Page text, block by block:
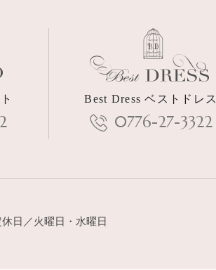
Best Dress ベストドレス
0776-27-3322
日／火曜日・水曜日